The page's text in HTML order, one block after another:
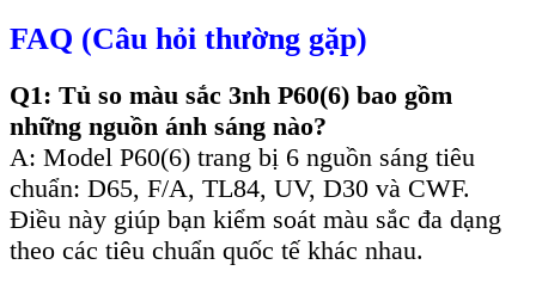
FAQ (Câu hỏi thường gặp)
Q1: Tủ so màu sắc 3nh P60(6) bao gồm
những nguồn ánh sáng nào?
A: Model P60(6) trang bị 6 nguồn sáng tiêu
chuẩn: D65, F/A, TL84, UV, D30 và CWF.
Điều này giúp bạn kiểm soát màu sắc đa dạng
theo các tiêu chuẩn quốc tế khác nhau.